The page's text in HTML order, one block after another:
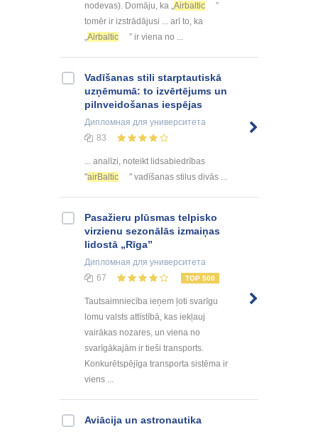
nodevas). Domāju, ka „Airbaltic
”
tomēr ir izstrādājusi ... arī to, ka
„Airbaltic ” ir viena no ...
Vadīšanas stili starptautiskā
uzņēmumā: to izvērtējums un
pilnveidošanas iespējas
Дипломная для университета
83
... analīzi, noteikt lidsabiedrības
"airBaltic " vadīšanas stilus divās ...
Pasažieru plūsmas telpisko
virzienu sezonālās izmaiņas
lidostā „Rīga”
Дипломная для университета
67
TOP 500
Tautsaimniecība ieņem ļoti svarīgu
lomu valsts attīstībā, kas iekļauj
vairākas nozares, un viena no
svarīgākajām ir tieši transports.
Konkurētspējīga transporta sistēma ir
viens ...
Aviācija un astronautika